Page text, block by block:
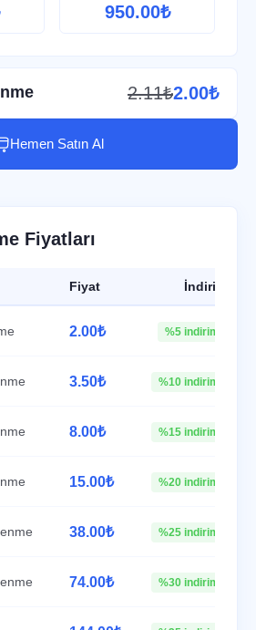
950.00₺
2.11₺2.00₺
Hemen Satın Al
Fiyatları
Fiyat İndirim
2.00₺ %5 indirim
3.50₺ %10 indirim
8.00₺ %15 indirim
15.00₺ %20 indirim
38.00₺ %25 indirim
74.00₺ %30 indirim